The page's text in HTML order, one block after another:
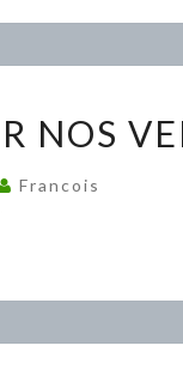
NOS
Francois